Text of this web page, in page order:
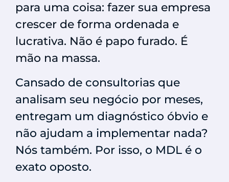
para uma coisa: fazer sua empresa
crescer de forma ordenada e
lucrativa. Não é papo furado. É
mão na massa.
Cansado de consultorias que
analisam seu negócio por meses,
entregam um diagnóstico óbvio e
não ajudam a implementar nada?
Nós também. Por isso, o MDL é o
exato oposto.